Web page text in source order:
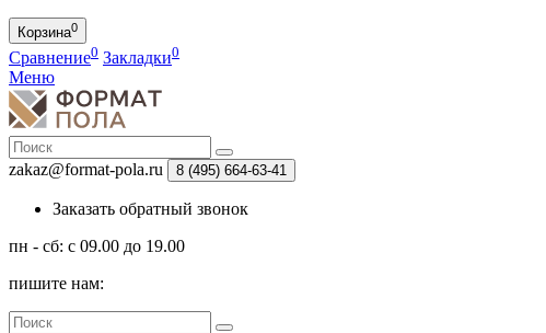
Корзина0
Сравнение0 Закладки0
Меню
zakaz@format-pola.ru 8 (495) 664-63-41
Заказать обратный звонок
пн - сб: с 09.00 до 19.00
пишите нам: